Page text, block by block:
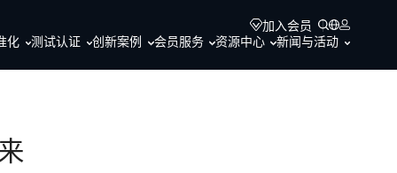
加入会员
化
测试认证 创新案例 会员服务 资源中心 新闻与活动